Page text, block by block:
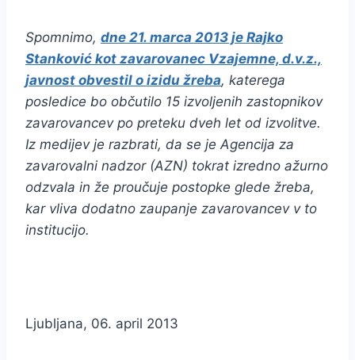
Spomnimo, dne 21. marca 2013 je Rajko
Stanković kot zavarovanec Vzajemne, d.v.z.,
javnost obvestil o izidu žreba, katerega
posledice bo občutilo 15 izvoljenih zastopnikov
zavarovancev po preteku dveh let od izvolitve.
Iz medijev je razbrati, da se je Agencija za
zavarovalni nadzor (AZN) tokrat izredno ažurno
odzvala in že proučuje postopke glede žreba,
kar vliva dodatno zaupanje zavarovancev v to
institucijo.
Ljubljana, 06. april 2013